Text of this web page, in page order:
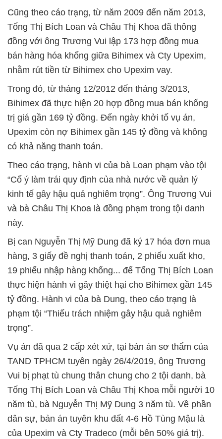
Cũng theo cáo trạng, từ năm 2009 đến năm 2013,
Tống Thị Bích Loan và Châu Thị Khoa đã thông
đồng với ông Trương Vui lập 173 hợp đồng mua
bán hàng hóa khống giữa Bihimex và Cty Upexim,
nhằm rút tiền từ Bihimex cho Upexim vay.
Trong đó, từ tháng 12/2012 đến tháng 3/2013,
Bihimex đã thực hiện 20 hợp đồng mua bán khống
trị giá gần 169 tỷ đồng. Đến ngày khởi tố vụ án,
Upexim còn nợ Bihimex gần 145 tỷ đồng và không
có khả năng thanh toán.
Theo cáo trạng, hành vi của bà Loan phạm vào tội
“Cố ý làm trái quy định của nhà nước về quản lý
kinh tế gây hậu quả nghiêm trọng”. Ông Trương Vui
và bà Châu Thị Khoa là đồng phạm trong tội danh
này.
Bị can Nguyễn Thị Mỹ Dung đã ký 17 hóa đơn mua
hàng, 3 giấy đề nghị thanh toán, 2 phiếu xuất kho,
19 phiếu nhập hàng khống... để Tống Thị Bích Loan
thực hiện hành vi gây thiệt hại cho Bihimex gần 145
tỷ đồng. Hành vi của bà Dung, theo cáo trạng là
phạm tội “Thiếu trách nhiệm gây hậu quả nghiêm
trọng”.
Vụ án đã qua 2 cấp xét xử, tại bản án sơ thẩm của
TAND TPHCM tuyên ngày 26/4/2019, ông Trương
Vui bị phạt tù chung thân chung cho 2 tội danh, bà
Tống Thị Bích Loan và Châu Thị Khoa mỗi người 10
năm tù, bà Nguyễn Thị Mỹ Dung 3 năm tù. Về phần
dân sự, bản án tuyên khu đất 4-6 Hồ Tùng Mậu là
của Upexim và Cty Tradeco (mỗi bên 50% giá trị).